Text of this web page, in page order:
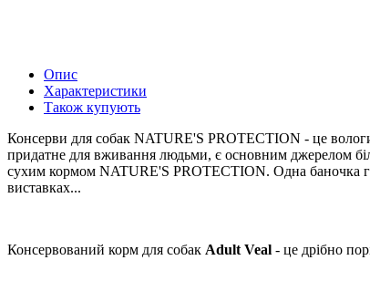
Опис
Характеристики
Також купують
Консерви для собак NATURE'S PROTECTION - це
придатне для вживання людьми, є основним джерелом
сухим кормом NATURE'S PROTECTION. Одна баночка
виставках...
Консервований корм для собак Adult Veal - це дрібно